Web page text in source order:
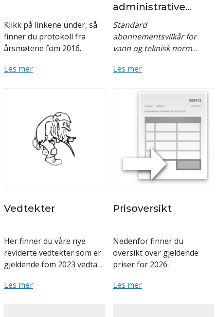
Klikk på linkene under, så
finner du protokoll fra
årsmøtene fom 2016.
Les mer
administrative
bestemmelser
Standard
abonnementsvilkår for
vann og teknisk norm
tekniske bestemmelser
De administrative ...
Les mer
Vedtekter
Her finner du våre nye
reviderte vedtekter som er
gjeldende fom 2023 vedtatt
2022:Revidert vedtekter
Les mer
Prisoversikt
Nedenfor finner du
oversikt over gjeldende
priser for 2026.
Vannavgiften fastsettes på
Les mer